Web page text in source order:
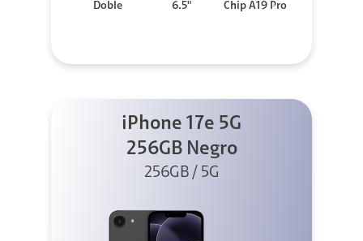
Doble
6.5"
Chip A19 Pro
iPhone 17e 5G
256GB Negro
256GB / 5G